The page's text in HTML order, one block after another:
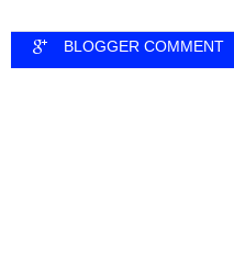
BLOGGER COMMENT